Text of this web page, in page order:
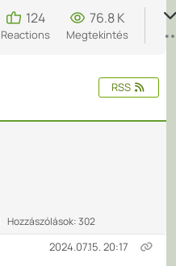
124
Reactions
76.8 K
Megtekintés
RSS
Hozzászólások: 302
2024.07.15. 20:17